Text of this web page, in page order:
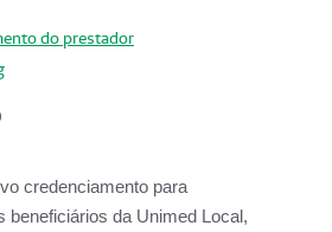
do prestador
credenciamento para
beneficiários da Unimed Local,